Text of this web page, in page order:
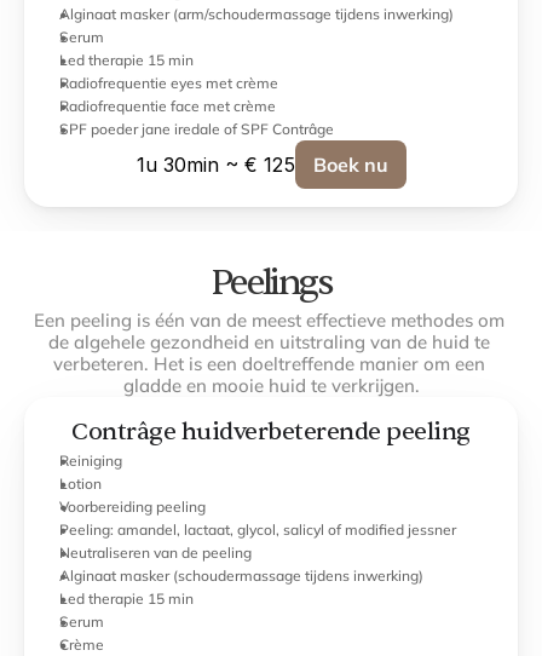
Alginaat masker (arm/schoudermassage tijdens inwerking)
Serum
Led therapie 15 min
Radiofrequentie eyes met crème
Radiofrequentie face met crème
SPF poeder jane iredale of SPF Contrâge
1u 30min ~ € 125 Boek nu
Peelings
Een peeling is één van de meest effectieve methodes om
de algehele gezondheid en uitstraling van de huid te
verbeteren. Het is een doeltreffende manier om een
gladde en mooie huid te verkrijgen.
Contrâge huidverbeterende peeling
Reiniging
Lotion
Voorbereiding peeling
Peeling: amandel, lactaat, glycol, salicyl of modified jessner
Neutraliseren van de peeling
Alginaat masker (schoudermassage tijdens inwerking)
Led therapie 15 min
Serum
Crème